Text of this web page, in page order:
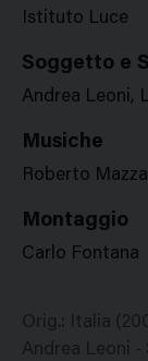
Istituto Luce
Soggetto e
Andrea Leoni,
Musiche
Roberto
Montaggio
Carlo Fontana
Orig.: Italia
Andrea Leoni -